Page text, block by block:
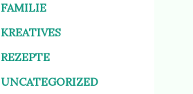
FAMILIE
KREATIVES
REZEPTE
UNCATEGORIZED